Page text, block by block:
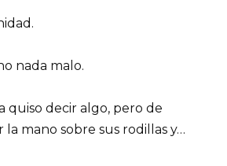
nada malo.
quiso decir algo, pero de
mano sobre sus rodillas y…